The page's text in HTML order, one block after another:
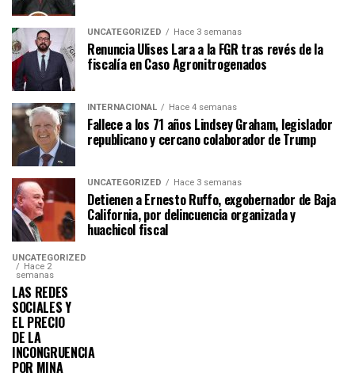
UNCATEGORIZED Hace 3 semanas
Renuncia Ulises Lara a la FGR tras revés de la
fiscalía en Caso Agronitrogenados
INTERNACIONAL Hace 4 semanas
Fallece a los 71 años Lindsey Graham, legislador
republicano y cercano colaborador de Trump
UNCATEGORIZED Hace 3 semanas
Detienen a Ernesto Ruffo, exgobernador de Baja
California, por delincuencia organizada y
huachicol fiscal
UNCATEGORIZED
Hace 2
semanas
LAS REDES
SOCIALES Y
EL PRECIO
DE LA
INCONGRUENCIA
POR MINA